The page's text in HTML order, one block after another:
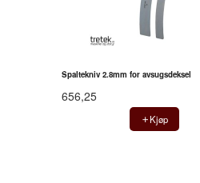
Spaltekniv 2.8mm for avsugsdeksel
656,25
Kjøp